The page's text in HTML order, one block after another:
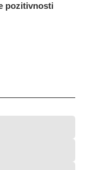
pozitivnosti